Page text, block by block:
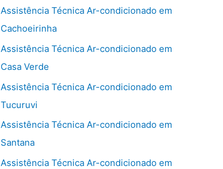
Assistência Técnica Ar-condicionado em
Cachoeirinha
Assistência Técnica Ar-condicionado em
Casa Verde
Assistência Técnica Ar-condicionado em
Tucuruvi
Assistência Técnica Ar-condicionado em
Santana
Assistência Técnica Ar-condicionado em